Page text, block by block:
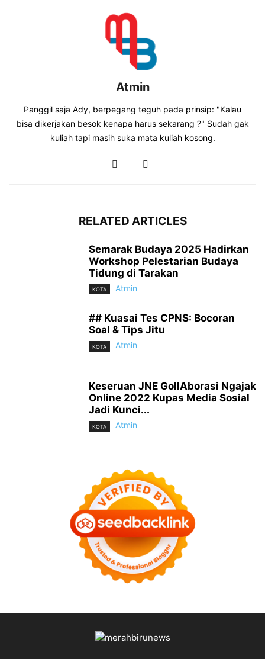
Atmin
Panggil saja Ady, berpegang teguh pada prinsip: "Kalau
bisa dikerjakan besok kenapa harus sekarang ?" Sudah gak
kuliah tapi masih suka mata kuliah kosong.
RELATED ARTICLES
Semarak Budaya 2025 Hadirkan
Workshop Pelestarian Budaya
Tidung di Tarakan
KOTA Atmin
## Kuasai Tes CPNS: Bocoran
Soal & Tips Jitu
KOTA Atmin
Keseruan JNE GollAborasi Ngajak
Online 2022 Kupas Media Sosial
Jadi Kunci...
KOTA Atmin